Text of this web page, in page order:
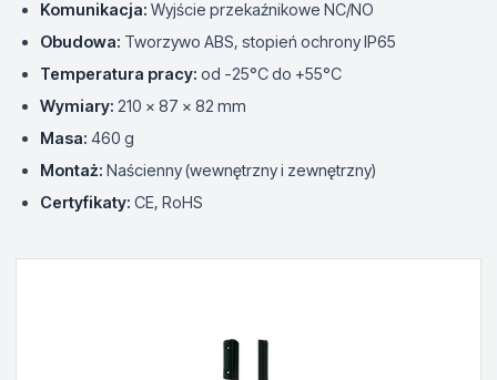
Komunikacja: Wyjście przekaźnikowe NC/NO
Obudowa: Tworzywo ABS, stopień ochrony IP65
Temperatura pracy: od -25°C do +55°C
Wymiary: 210 x 87 x 82 mm
Masa: 460 g
Montaż: Naścienny (wewnętrzny i zewnętrzny)
Certyfikaty: CE, RoHS